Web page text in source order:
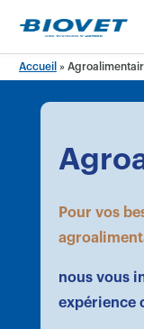
content
Accueil »
Pour vos
nous vous
expérience